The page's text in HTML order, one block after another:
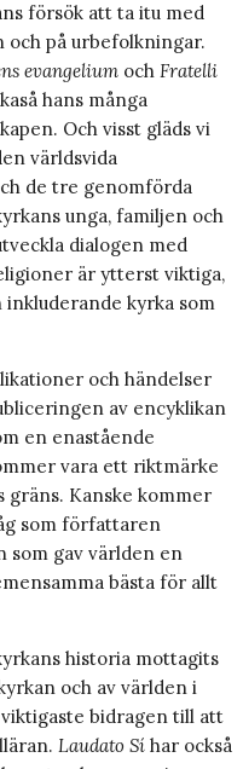
försök att ta itu med
och på urbefolkningar.
evangelium och Fratelli
hans många
Och visst gläds vi
världsvida
de tre genomförda
unga, familjen och
dialogen med
är ytterst viktiga,
inkluderande kyrka som
och händelser
av encyklikan
en enastående
vara ett riktmärke
Kanske kommer
som författaren
som gav världen en
bästa för allt
historia mottagits
och av världen i
bidragen till att
Laudato Sí har också